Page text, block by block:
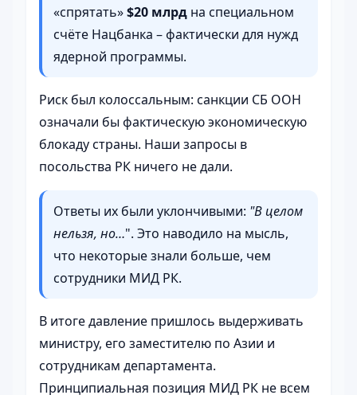
«спрятать»$20 млрд на специальном
счёте Нацбанка – фактически для нужд
ядерной программы.
Риск был колоссальным: санкции СБ ООН
означали бы фактическую экономическую
блокаду страны. Наши запросы в
посольства РК ничего не дали.
Ответы их были уклончивыми: "В целом
нельзя, но…". Это наводило на мысль,
что некоторые знали больше, чем
сотрудники МИД РК.
В итоге давление пришлось выдерживать
министру, его заместителю по Азии и
сотрудникам департамента.
Принципиальная позиция МИД РК не всем